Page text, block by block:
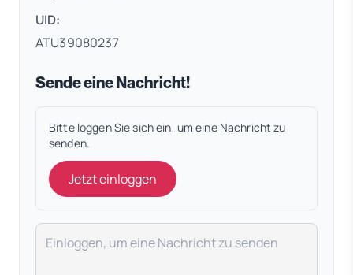
UID:
ATU39080237
Sende eine Nachricht!
Bitte loggen Sie sich ein, um eine Nachricht zu
senden.
Jetzt einloggen
Deine Nachricht